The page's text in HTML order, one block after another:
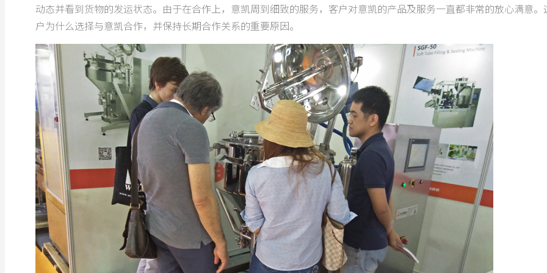
动态并看到货物的发运状态。由于在合作上，意凯周到细致的服务，客户对意凯的产品及服务一直都非常的放心满意。
户为什么选择与意凯合作，并保持长期合作关系的重要原因。